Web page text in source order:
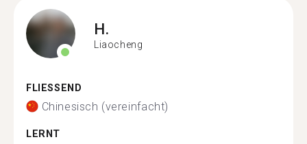
H.
Liaocheng
FLIESSEND
Chinesisch (vereinfacht)
LERNT